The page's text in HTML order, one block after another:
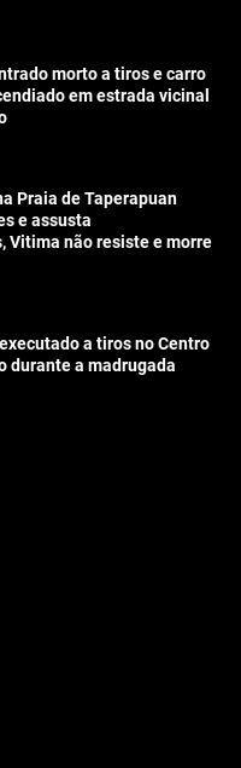
morto a tiros e carro
em estrada vicinal
Praia de Taperapuan
e assusta
Vitima não resiste e morre
a tiros no Centro
durante a madrugada